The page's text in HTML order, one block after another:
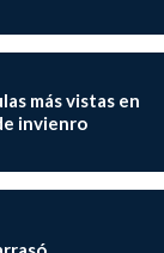
más vistas en
invienro